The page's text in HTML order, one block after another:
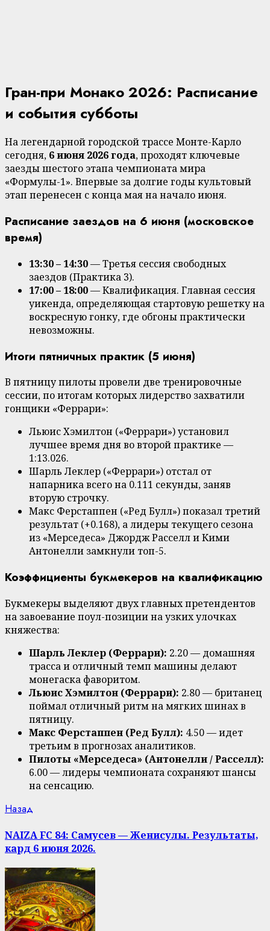
Гран-при Монако 2026: Расписание
и события субботы
На легендарной городской трассе Монте-Карло
сегодня, 6 июня 2026 года, проходят ключевые
заезды шестого этапа чемпионата мира
«Формулы-1». Впервые за долгие годы культовый
этап перенесен с конца мая на начало июня.
Расписание заездов на 6 июня (московское
время)
13:30 – 14:30— Третья сессия свободных
заездов (Практика 3).
17:00 – 18:00— Квалификация. Главная сессия
уикенда, определяющая стартовую решетку на
воскресную гонку, где обгоны практически
невозможны.
Итоги пятничных практик (5 июня)
В пятницу пилоты провели две тренировочные
сессии, по итогам которых лидерство захватили
гонщики «Феррари»:
Льюис Хэмилтон («Феррари») установил
лучшее время дня во второй практике —
1:13.026.
Шарль Леклер («Феррари») отстал от
напарника всего на 0.111 секунды, заняв
вторую строчку.
Макс Ферстаппен («Ред Булл») показал третий
результат (+0.168), а лидеры текущего сезона
из «Мерседеса» Джордж Расселл и Кими
Антонелли замкнули топ-5.
Коэффициенты букмекеров на квалификацию
Букмекеры выделяют двух главных претендентов
на завоевание поул-позиции на узких улочках
княжества:
Шарль Леклер (Феррари): 2.20 — домашняя
трасса и отличный темп машины делают
монегаска фаворитом.
Льюис Хэмилтон (Феррари): 2.80 — британец
поймал отличный ритм на мягких шинах в
пятницу.
Макс Ферстаппен (Ред Булл): 4.50 — идет
третьим в прогнозах аналитиков.
Пилоты «Мерседеса» (Антонелли / Расселл):
6.00 — лидеры чемпионата сохраняют шансы
на сенсацию.
Продолжить
чтение
Назад
NAIZA FC 84: Самусев — Женисулы. Результаты,
кард 6 июня 2026.